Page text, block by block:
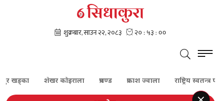
शेखर कोइराला प्रचण्ड प्रकाश ज्वाला राष्ट्रिय स्वतन्त्र पार्टी